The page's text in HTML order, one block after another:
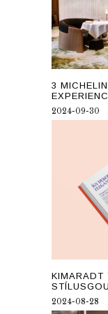
3
2024-09-30
KIMARADT
2024-08-28